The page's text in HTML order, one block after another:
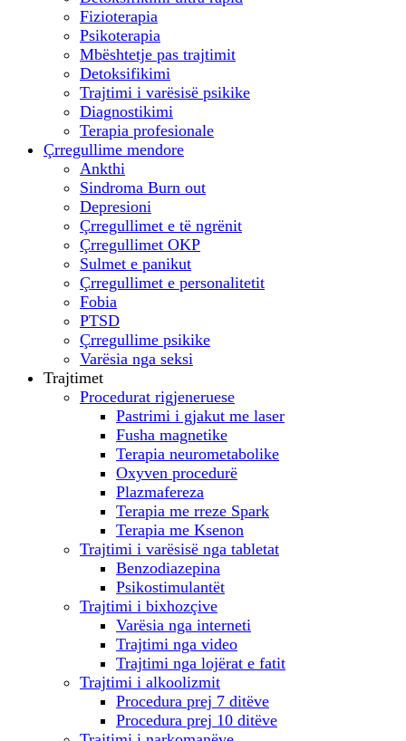
Fizioterapia
Psikoterapia
Mbështetje pas trajtimit
Detoksifikimi
Trajtimi i varësisë psikike
Diagnostikimi
Terapia profesionale
Çrregullime mendore
Ankthi
Sindroma Burn out
Depresioni
Çrregullimet e të ngrënit
Çrregullimet OKP
Sulmet e panikut
Çrregullimet e personalitetit
Fobia
PTSD
Çrregullime psikike
Varësia nga seksi
Trajtimet
Procedurat rigjeneruese
Pastrimi i gjakut me laser
Fusha magnetike
Terapia neurometabolike
Oxyven procedurë
Plazmafereza
Terapia me rreze Spark
Terapia me Ksenon
Trajtimi i varësisë nga tabletat
Benzodiazepina
Psikostimulantët
Trajtimi i bixhozçive
Varësia nga interneti
Trajtimi nga video
Trajtimi nga lojërat e fatit
Trajtimi i alkoolizmit
Procedura prej 7 ditëve
Procedura prej 10 ditëve